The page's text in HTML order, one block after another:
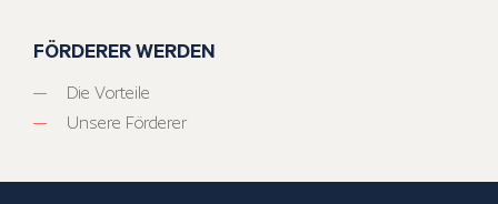
FÖRDERER WERDEN
Die Vorteile
Unsere Förderer